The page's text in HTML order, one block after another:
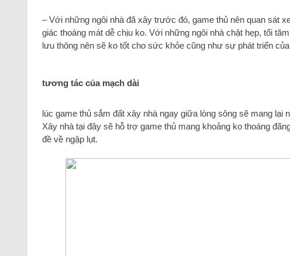
– Với những ngôi nhà đã xây trước đó, game thủ nên quan sát
giác thoáng mát dễ chịu ko. Với những ngôi nhà chật hẹp, tối
lưu thông nên sẽ ko tốt cho sức khỏe cũng như sự phát triển
tương tác của mạch dài
lúc game thủ sắm đất xây nhà ngay giữa lòng sông sẽ mang
Xây nhà tại đây sẽ hỗ trợ game thủ mang khoảng ko thoáng
đề về ngập lụt.